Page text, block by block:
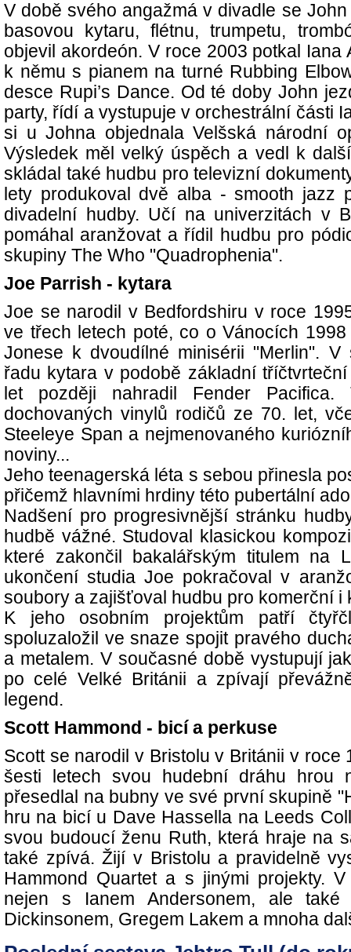
V době svého angažmá v divadle se
basovou kytaru, flétnu, trumpetu,
objevil akordeón. V roce 2003 potkal Iana
k němu s pianem na turné Rubbing
desce Rupi’s Dance. Od té doby John
party, řídí a vystupuje v orchestrální části
si u Johna objednala Velšská národní
Výsledek měl velký úspěch a vedl k
skládal také hudbu pro televizní
lety produkoval dvě alba - smooth jazz
divadelní hudby. Učí na univerzitách v
pomáhal aranžovat a řídil hudbu pro
skupiny The Who "Quadrophenia".
Joe Parrish - kytara
Joe se narodil v Bedfordshiru v roce
ve třech letech poté, co o Vánocích
Jonese k dvoudílné minisérii "Merlin".
řadu kytara v podobě základní
let později nahradil Fender
dochovaných vinylů rodičů ze 70. let,
Steeleye Span a nejmenovaného
noviny...
Jeho teenagerská léta s sebou přinesla
přičemž hlavními hrdiny této pubertální
Nadšení pro progresivnější stránku
hudbě vážné. Studoval klasickou
které zakončil bakalářským titulem na
ukončení studia Joe pokračoval v
soubory a zajišťoval hudbu pro komerční i
K jeho osobním projektům patří
spoluzaložil ve snaze spojit pravého
a metalem. V současné době vystupují
po celé Velké Británii a zpívají
legend.
Scott Hammond - bicí a perkuse
Scott se narodil v Bristolu v Británii v roce
šesti letech svou hudební dráhu hrou
přesedlal na bubny ve své první skupině
hru na bicí u Dave Hassella na Leeds
svou budoucí ženu Ruth, která hraje na
také zpívá. Žijí v Bristolu a pravidelně
Hammond Quartet a s jinými projekty.
nejen s Ianem Andersonem, ale
Dickinsonem, Gregem Lakem a mnoha